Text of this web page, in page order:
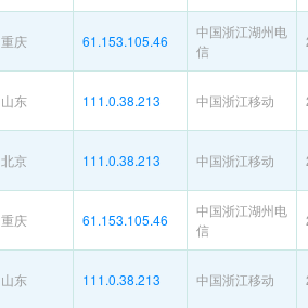
重庆 61.153.105.46
中国浙江湖州电
信
山东 111.0.38.213 中国浙江移动
北京 111.0.38.213 中国浙江移动
重庆 61.153.105.46
中国浙江湖州电
信
山东 111.0.38.213 中国浙江移动